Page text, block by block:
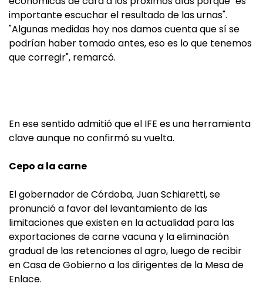
importante escuchar el resultado de las urnas".
"Algunas medidas hoy nos damos cuenta que sí se
podrían haber tomado antes, eso es lo que tenemos
que corregir", remarcó.
En ese sentido admitió que el IFE es una herramienta
clave aunque no confirmó su vuelta.
Cepo a la carne
El gobernador de Córdoba, Juan Schiaretti, se
pronunció a favor del levantamiento de las
limitaciones que existen en la actualidad para las
exportaciones de carne vacuna y la eliminación
gradual de las retenciones al agro, luego de recibir
en Casa de Gobierno a los dirigentes de la Mesa de
Enlace.